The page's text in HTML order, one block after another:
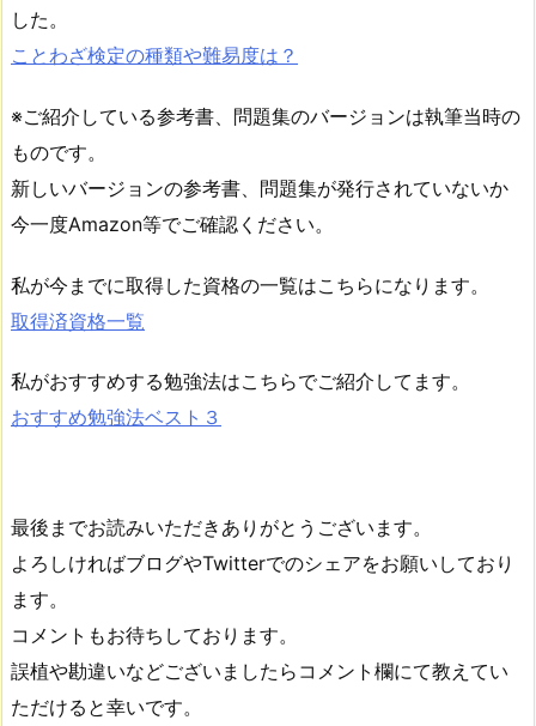
した。
ことわざ検定の種類や難易度は？
※ご紹介している参考書、問題集のバージョンは執筆当時の
ものです。
新しいバージョンの参考書、問題集が発行されていないか
今一度Amazon等でご確認ください。
私が今までに取得した資格の一覧はこちらになります。
取得済資格一覧
私がおすすめする勉強法はこちらでご紹介してます。
おすすめ勉強法ベスト３
最後までお読みいただきありがとうございます。
よろしければブログやTwitterでのシェアをお願いしており
ます。
コメントもお待ちしております。
誤植や勘違いなどございましたらコメント欄にて教えてい
ただけると幸いです。